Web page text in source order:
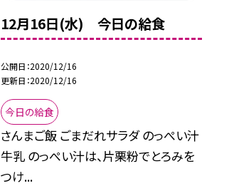
12月16日(水) 今日の給食
公開日 2020/12/16
更新日 2020/12/16
今日の給食
さんまご飯 ごまだれサラダ のっぺい汁
牛乳 のっぺい汁は、片栗粉でとろみを
つけ...